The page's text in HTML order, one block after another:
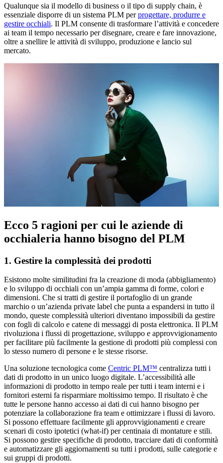
Qualunque sia il modello di business o il tipo di supply chain, è
essenziale disporre di un sistema PLM perprogettare, produrre e
gestire occhiali. Il PLM consente di trasformare l’attività e concedere
ai team il tempo necessario per disegnare, creare e fare innovazione,
oltre a snellire le attività di sviluppo, produzione e lancio sul
mercato.
Ecco 5 ragioni per cui le aziende di
occhialeria hanno bisogno del PLM
1. Gestire la complessità dei prodotti
Esistono molte similitudini fra la creazione di moda (abbigliamento)
e lo sviluppo di occhiali con un’ampia gamma di forme, colori e
dimensioni. Che si tratti di gestire il portafoglio di un grande
marchio o un’azienda private label che punta a espandersi in tutto il
mondo, queste complessità ulteriori diventano impossibili da gestire
con fogli di calcolo e catene di messaggi di posta elettronica. Il PLM
rivoluziona i flussi di progettazione, sviluppo e approvvigionamento
per facilitare più facilmente la gestione di prodotti più complessi con
lo stesso numero di persone e le stesse risorse.
Una soluzione tecnologica come Centric PLM™ centralizza tutti i
dati di prodotto in un unico luogo digitale. L’accessibilità alle
informazioni di prodotto in tempo reale per tutti i team interni e i
fornitori esterni fa risparmiare moltissimo tempo. Il risultato è che
tutte le persone hanno accesso ai dati di cui hanno bisogno per
potenziare la collaborazione fra team e ottimizzare i flussi di lavoro.
Si possono effettuare facilmente gli approvvigionamenti e creare
scenari di costo ipotetici (what-if) per centinaia di montature e stili.
Si possono gestire specifiche di prodotto, tracciare dati di conformità
e automatizzare gli aggiornamenti su tutti i prodotti, sulle categorie e
sui gruppi di prodotti.